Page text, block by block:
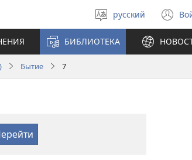
Выберите
язык
русский
в
БИБЛИОТЕКА
Бытие 7